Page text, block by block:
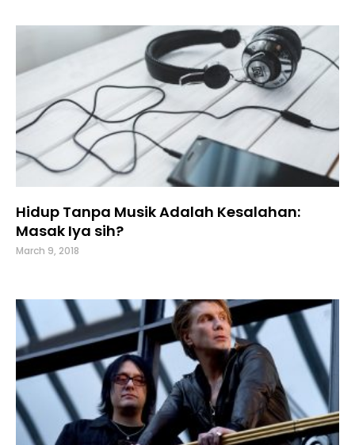
Hidup Tanpa Musik Adalah Kesalahan:
Masak Iya sih?
March 9, 2018